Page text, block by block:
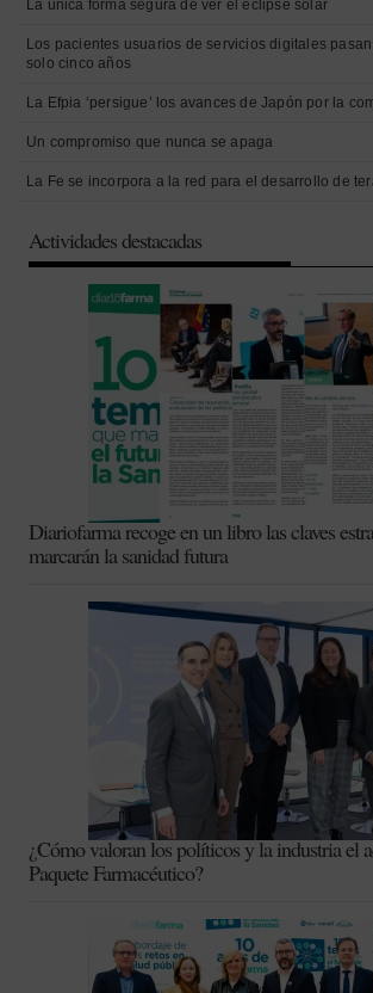
La única forma segura de ver el eclipse solar
Los pacientes usuarios de servicios digitales
solo cinco años
La Efpia ‘persigue’ los avances de Japón por la
Un compromiso que nunca se apaga
La Fe se incorpora a la red para el desarrollo de
Actividades destacadas
Diariofarma recoge en un libro las claves
marcarán la sanidad futura
¿Cómo valoran los políticos y la industria el
Paquete Farmacéutico?